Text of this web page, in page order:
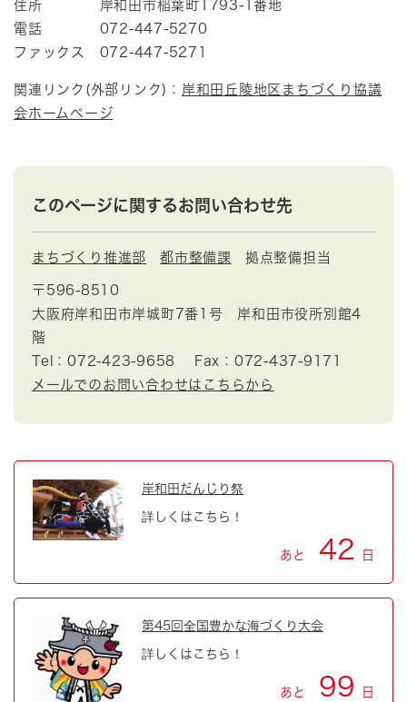
住所 岸和田市稲葉町1793-1番地
電話 072-447-5270
ファックス 072-447-5271
関連リンク(外部リンク)： 岸和田丘陵地区まちづくり協議
会ホームページ
このページに関するお問い合わせ先
まちづくり推進部 都市整備課 拠点整備担当
〒596-8510
大阪府岸和田市岸城町7番1号 岸和田市役所別館4
階
Tel：072-423-9658
Fax：072-437-9171
メールでのお問い合わせはこちらから
岸和田だんじり祭
詳しくはこちら！
あと 42 日
第45回全国豊かな海づくり大会
詳しくはこちら！
あと 99 日